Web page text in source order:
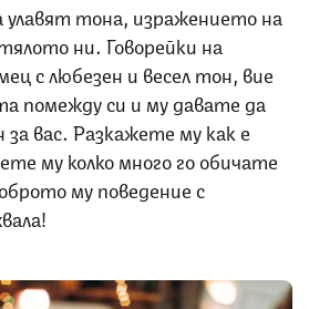
улавят тона, изражението на
ни. Говорейки на
с любезен и весел тон, вие
помежду си и му давате да
за вас. Разкажете му как е
му колко много го обичате
му поведение с